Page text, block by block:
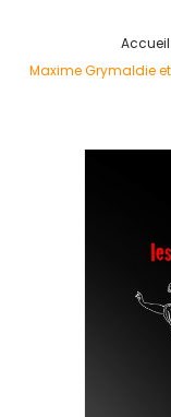
Accueil
Maxime Grymaldie